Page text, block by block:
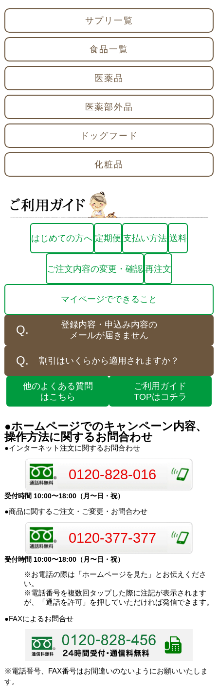
サプリ一覧
食品一覧
医薬品
医薬部外品
ドッグフード
化粧品
はじめての方へ 定期便 支払い方法 送料
ご注文内容の変更・確認 再注文
マイページでできること
登録内容・申込み内容の
メールが届きません
割引はいくらから適用されますか？
他のよくある質問
はこちら
ご利用ガイド
TOPはコチラ
●ホームページでのキャンペーン内容、
操作方法に関するお問合わせ
●インターネット注文に関するお問合わせ
0120-828-016
受付時間 10:00〜18:00（月〜日・祝）
●商品に関するご注文・ご変更・お問合わせ
0120-377-377
受付時間 10:00〜18:00（月〜日・祝）
※お電話の際は「ホームページを見た」とお伝えくださ
い。
※電話番号を複数回タップした際に注記が表示されます
が、「通話を許可」を押していただければ発信できます。
●FAXによるお問合せ
※電話番号、FAX番号はお間違いのないようにお願いいたしま
す。